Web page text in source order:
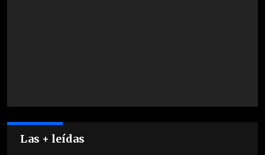
Las + leídas